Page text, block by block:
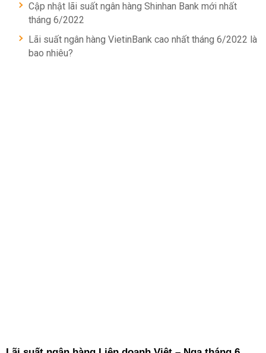
Cập nhật lãi suất ngân hàng Shinhan Bank mới nhất
tháng 6/2022
Lãi suất ngân hàng VietinBank cao nhất tháng 6/2022 là
bao nhiêu?